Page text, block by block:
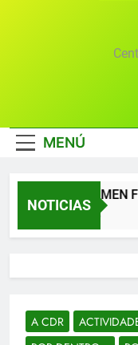
MENÚ
NOTICIAS
XII CERTAMEN
2 Meses Atrás
A CDR